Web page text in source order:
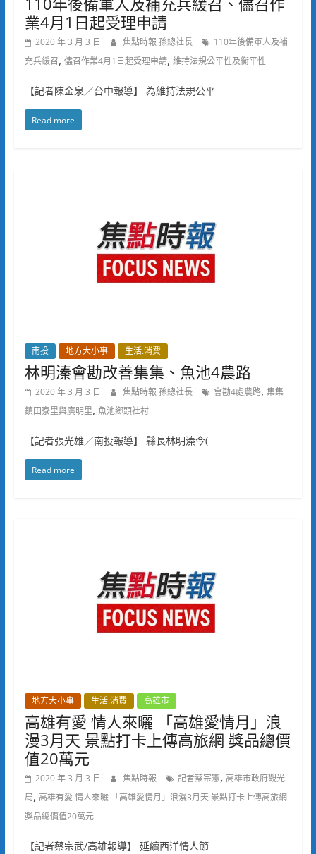
業4月1日起受理申請
2020 年 3 月 3 日 焦點時報 孫總社長
110年後備軍人及補
充兵緩召, 儘召作業4月1日起受理申請, 維持法規公平性及衡平性
【記者陳金泉／台中報導】 為維持法規公平
Read more
南投 地方大小事 生活.消費
林明溱會勘改善集集、魚池4農路
2020 年 3 月 3 日 焦點時報 孫總社長 會勘4處農路, 集集
鎮田寮里與廣明里, 魚池鄉頭社村
【記者張光雄／南投報導】 縣長林明溱今(
Read more
地方大小事 生活.消費 高雄市
高雄有愛 情人來曬 「高雄愛情月」浪
漫3月天 景點打卡上傳高旅網 獎品總價
值20萬元
2020 年 3 月 3 日 焦點時報 記者蔡宗憲, 高雄市政府觀光
局, 高雄有愛 情人來曬 「高雄愛情月」浪漫3月天 景點打卡上傳高旅網
獎品總價值20萬元
【記者蔡宗武/高雄報導】 延續西洋情人節